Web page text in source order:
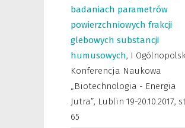
badaniach parametrów
powierzchniowych frakcji
glebowych substancji
humusowych, I
Konferencja Naukowa
„Biotechnologia - Energia
Jutra”, Lublin 19-20.10.2017,
65